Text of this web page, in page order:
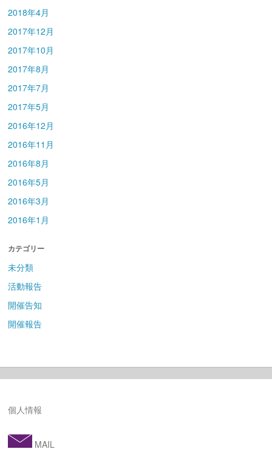
2018年4月
2017年12月
2017年10月
2017年8月
2017年7月
2017年5月
2016年12月
2016年11月
2016年8月
2016年5月
2016年3月
2016年1月
カテゴリー
未分類
活動報告
開催告知
開催報告
個人情報
MAIL